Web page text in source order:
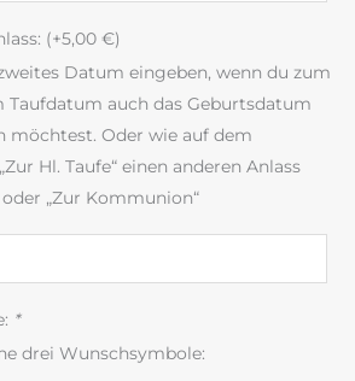
(+5,00 €)
Datum eingeben, wenn du zum
Taufdatum auch das Geburtsdatum
möchtest. Oder wie auf dem
Hl. Taufe“ einen anderen Anlass
„Zur Kommunion“
*
drei Wunschsymbole: